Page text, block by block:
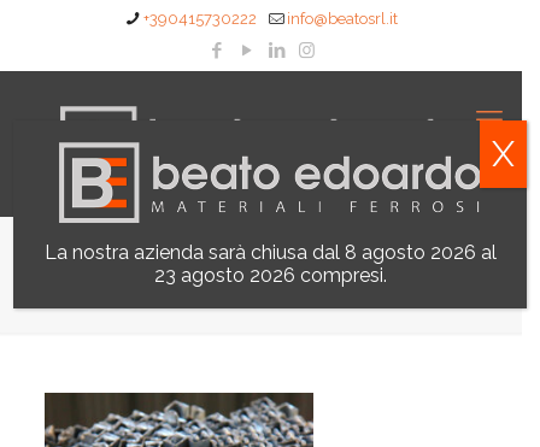
+390415730222 info@beatosrl.it
Fermavetro a Scatto
La nostra azienda sarà chiusa dal 8 agosto 2026 al
23 agosto 2026 compresi.
X